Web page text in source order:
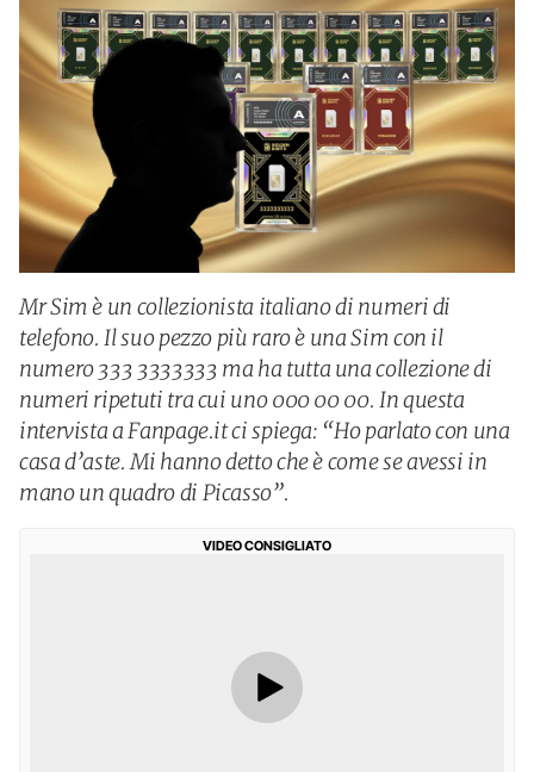
Mr Sim è un collezionista italiano di numeri di
telefono. Il suo pezzo più raro è una Sim con il
numero 333 3333333 ma ha tutta una collezione di
numeri ripetuti tra cui uno 000 00 00. In questa
intervista a Fanpage.it ci spiega: “Ho parlato con una
casa d’aste. Mi hanno detto che è come se avessi in
mano un quadro di Picasso”.
VIDEO CONSIGLIATO